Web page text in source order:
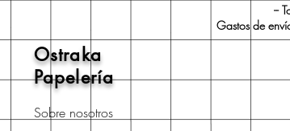
--
Gastos de
Ostraka
Papelería
Sobre nosotros